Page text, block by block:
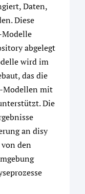
Daten,
Diese
abgelegt
wird im
das die
Modellen mit
Die
an disy
den